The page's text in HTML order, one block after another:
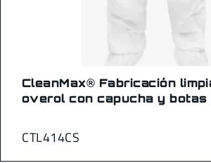
CTL414CS
CleanMax® Fabricación
overol con capucha y